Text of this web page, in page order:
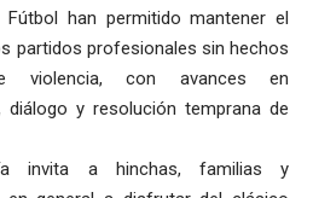
Fútbol han permitido mantener el
partidos profesionales sin hechos
violencia, con avances en
diálogo y resolución temprana de
invita a hinchas, familias y